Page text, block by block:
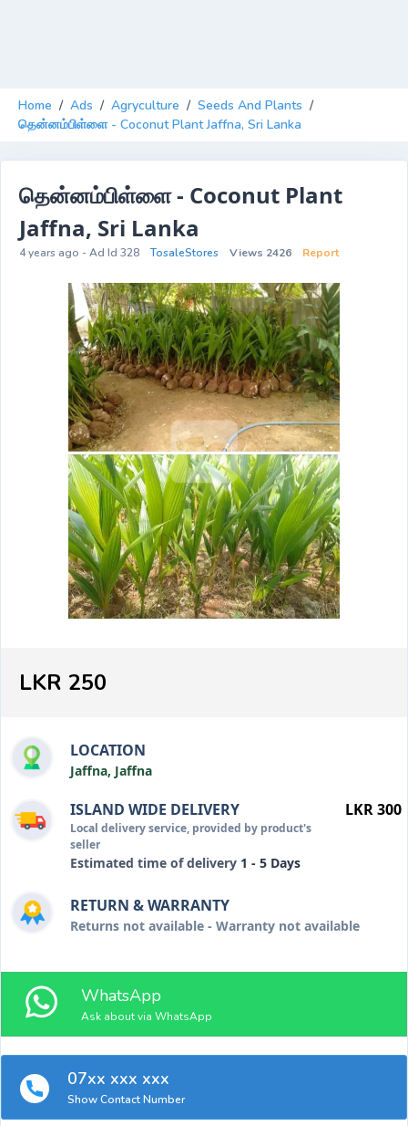
Home / Ads / Agryculture / Seeds And Plants /
தென்னம்பிள்ளை - Coconut Plant Jaffna, Sri Lanka
தென்னம்பிள்ளை - Coconut Plant
Jaffna, Sri Lanka
4 years ago - Ad Id 328 TosaleStores Views 2426 Report
LKR 250
LOCATION
Jaffna, Jaffna
ISLAND WIDE DELIVERY
Local delivery service, provided by product's
seller
Estimated time of delivery 1 - 5 Days
LKR 300
RETURN & WARRANTY
Returns not available - Warranty not available
WhatsApp
Ask about via WhatsApp
07xx xxx xxx
Show Contact Number